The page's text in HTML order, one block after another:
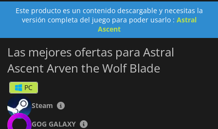
Este producto es un contenido descargable y necesitas la
versión completa del juego para poder usarlo : Astral
Ascent
Las mejores ofertas para Astral
Ascent Arven the Wolf Blade
PC
Steam
GOG GALAXY